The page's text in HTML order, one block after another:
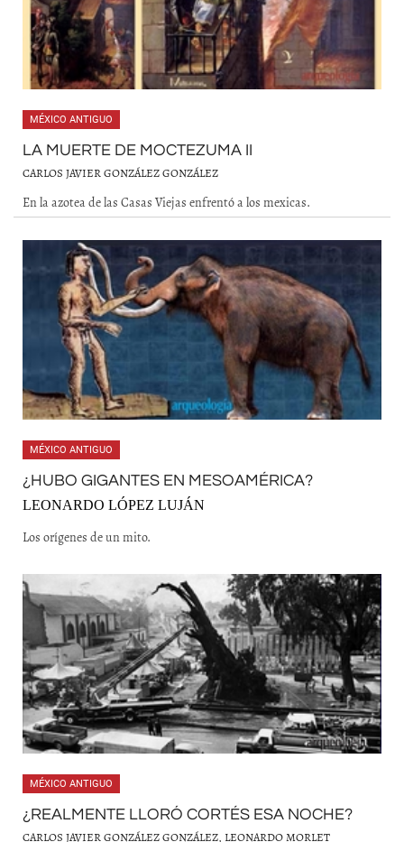
MÉXICO ANTIGUO
LA MUERTE DE MOCTEZUMA II
CARLOS JAVIER GONZÁLEZ GONZÁLEZ
En la azotea de las Casas Viejas enfrentó a los mexicas.
MÉXICO ANTIGUO
¿HUBO GIGANTES EN MESOAMÉRICA?
LEONARDO LÓPEZ LUJÁN
Los orígenes de un mito.
MÉXICO ANTIGUO
¿REALMENTE LLORÓ CORTÉS ESA NOCHE?
CARLOS JAVIER GONZÁLEZ GONZÁLEZ, LEONARDO MORLET